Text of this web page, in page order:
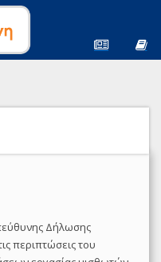
Δήλωσης
περιπτώσεις του